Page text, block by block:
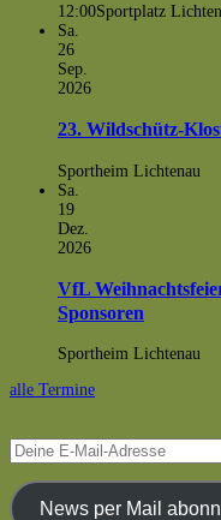
12:00Sportplatz
Sa.
26
Sep.
2026
23. Wildschütz-
Sportheim Lichtenau
Sa.
19
Dez.
2026
VfL
Sponsoren
Sportheim Lichtenau
alle Termine
Deine
E-
Mail-
AdresseNews per Mail